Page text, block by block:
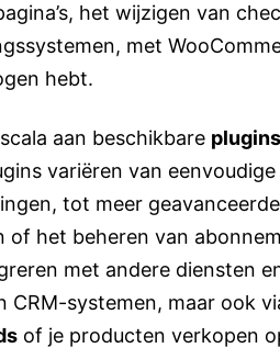
het wijzigen van
met
hebt.
aan beschikbare plugins
variëren van
tot meer
of het beheren van
met andere diensten
CRM-systemen, maar ook
of je producten verkopen